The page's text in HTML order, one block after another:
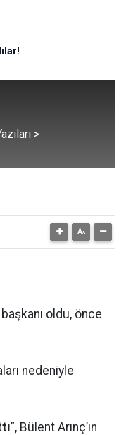
>
oldu, önce
nedeniyle
”, Bülent Arınç’ın